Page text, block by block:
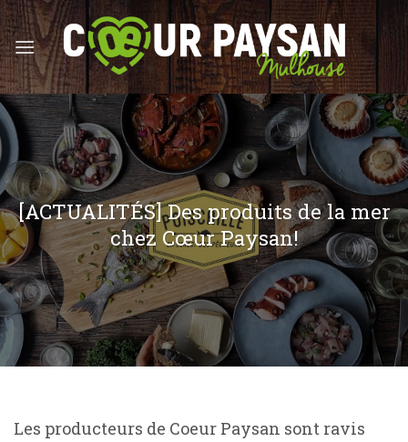
Skip
to
content
[ACTUALITÉS] Des produits de la mer
chez Cœur Paysan!
Les producteurs de Coeur Paysan sont ravis